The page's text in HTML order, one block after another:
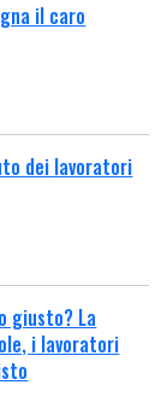
il caro
dei lavoratori
giusto? La
i lavoratori